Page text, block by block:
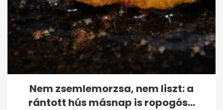
Nem zsemlemorzsa, nem liszt: a
rántott hús másnap is ropogós...